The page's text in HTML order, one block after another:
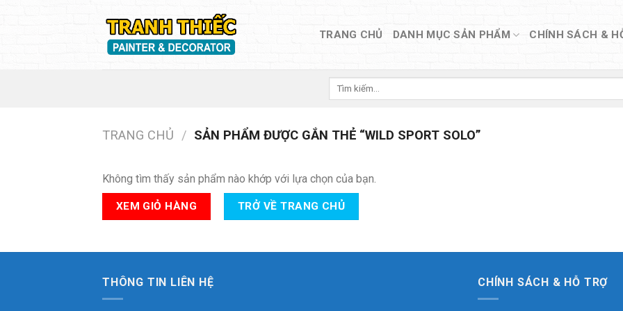
TRANG CHỦ DANH MỤC SẢN PHẨM CHÍNH SÁCH &
Tìm
TRANG CHỦ / SẢN PHẨM ĐƯỢC GẮN THẺ “WILD SPORT SOLO”
Không tìm thấy sản phẩm nào khớp với lựa chọn của bạn.
XEM GIỎ HÀNG TRỞ VỀ TRANG CHỦ
THÔNG TIN LIÊN HỆ CHÍNH SÁCH & HỖ TRỢ